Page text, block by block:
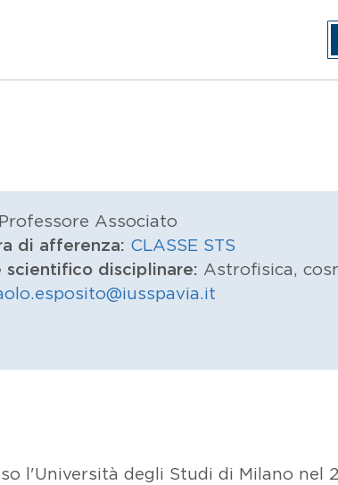
Professore Associato
di afferenza: CLASSE STS
scientifico disciplinare: Astrofisica,
l'Università degli Studi di Milano